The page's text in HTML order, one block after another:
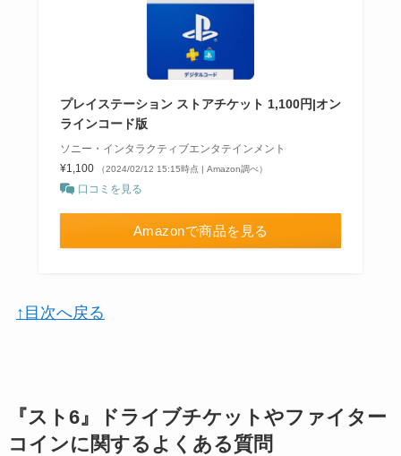
プレイステーション ストアチケット 1,100円|オン
ラインコード版
ソニー・インタラクティブエンタテインメント
¥1,100
（2024/02/12 15:15時点 | Amazon調べ）
口コミを見る
Amazonで商品を見る
↑目次へ戻る
『スト6』ドライブチケットやファイター
コインに関するよくある質問